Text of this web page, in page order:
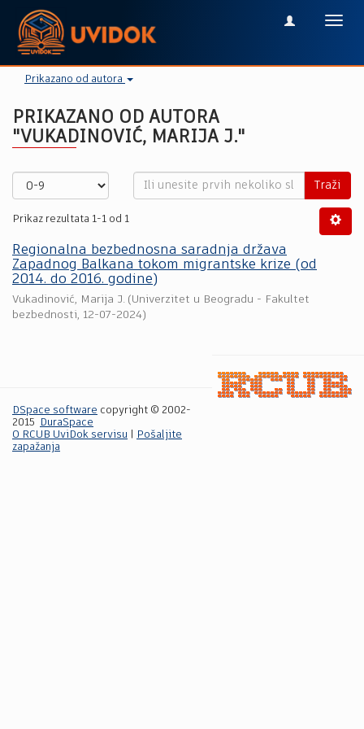
Prikazano od autora
PRIKAZANO OD AUTORA
"VUKADINOVIĆ, MARIJA J."
Traži
Prikaz rezultata 1-1 od 1
Regionalna bezbednosna saradnja država
Zapadnog Balkana tokom migrantske krize (od
2014. do 2016. godine)
Vukadinović, Marija J. (Univerzitet u Beogradu - Fakultet
bezbednosti, 12-07-2024)
DSpace software copyright © 2002-
2015
DuraSpace
O RCUB UviDok servisu
Pošaljite
zapažanja